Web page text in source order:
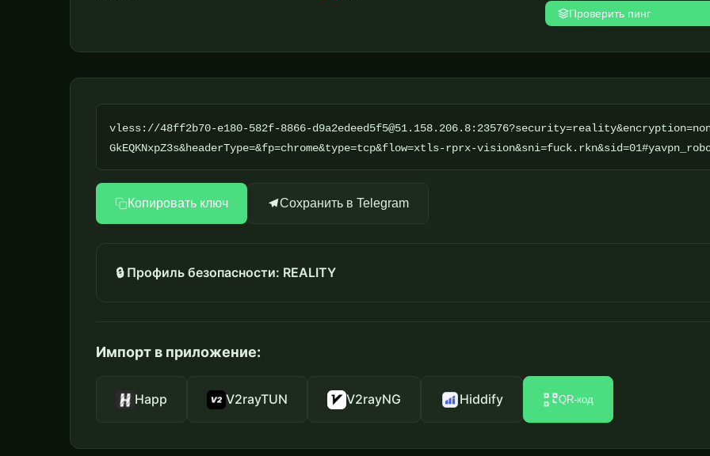
Проверить пинг
vless://48ff2b70-e180-582f-8866-
GkEQKNxpZ3s&headerType=&fp=chrome&type=tcp&flow=xtls-rprx-
Копировать ключ Сохранить в Telegram
🔒 Профиль безопасности: REALITY
Импорт в приложение:
Happ V2rayTUN V2rayNG Hiddify QR-код